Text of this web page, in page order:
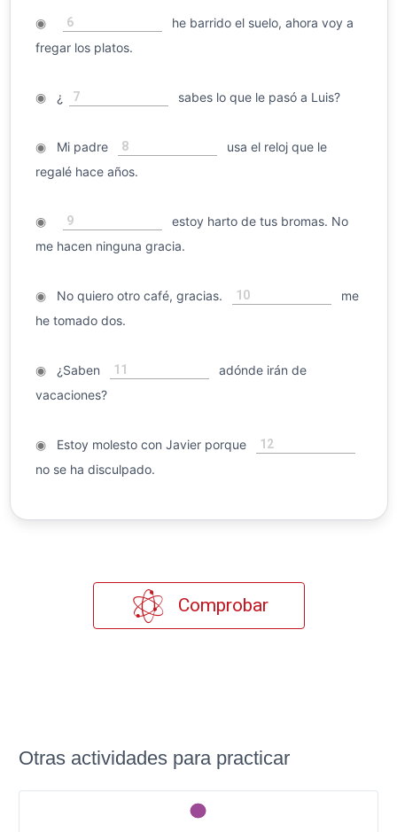
◉ 6
he barrido el suelo, ahora voy a
fregar los platos.
◉¿ 7 sabes lo que le pasó a Luis?
◉Mi padre 8
usa el reloj que le
regalé hace años.
◉ 9
estoy harto de tus bromas. No
me hacen ninguna gracia.
◉No quiero otro café, gracias. 10
me
he tomado dos.
◉¿Saben 11
adónde irán de
vacaciones?
◉Estoy molesto con Javier porque 12
no se ha disculpado.
Comprobar
Otras actividades para practicar